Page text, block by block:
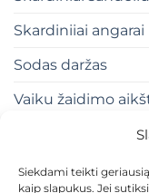
Siekdami teikti
kaip slapukus. Jei
Skardiniiai angarai
Sodas daržas
Vaiku žaidimo